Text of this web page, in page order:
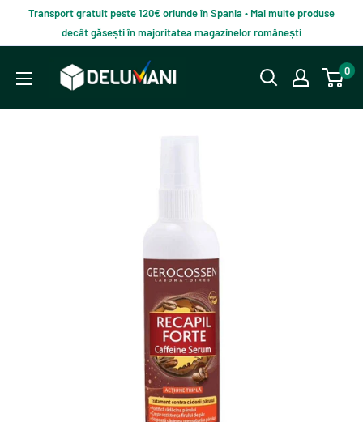
continut
Transport gratuit peste 120€ oriunde în Spania • Mai multe produse
decât găsești în majoritatea magazinelor românești
Delumani
Magazin
0